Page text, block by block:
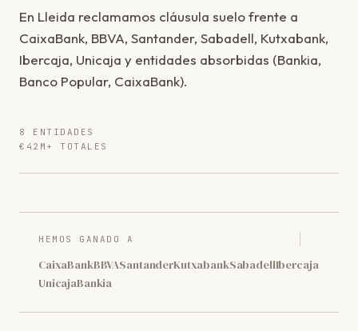
En Lleida reclamamos cláusula suelo frente a
CaixaBank, BBVA, Santander, Sabadell, Kutxabank,
Ibercaja, Unicaja y entidades absorbidas (Bankia,
Banco Popular, CaixaBank).
8 ENTIDADES
€42M+ TOTALES
HEMOS GANADO A
CaixaBankBBVASantanderKutxabankSabadellIbercaja
UnicajaBankia